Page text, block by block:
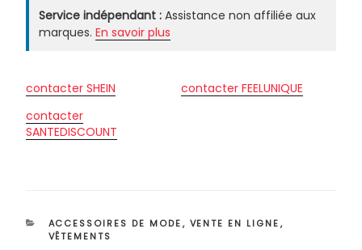
Service indépendant : Assistance non affiliée aux
marques. En savoir plus
contacter SHEIN
contacter FEELUNIQUE
contacter
SANTEDISCOUNT
CATÉGORIES
ACCESSOIRES DE MODE, VENTE EN LIGNE,
VÊTEMENTS